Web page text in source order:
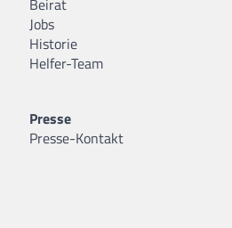
Beirat
Jobs
Historie
Helfer-Team
Presse
Presse-Kontakt